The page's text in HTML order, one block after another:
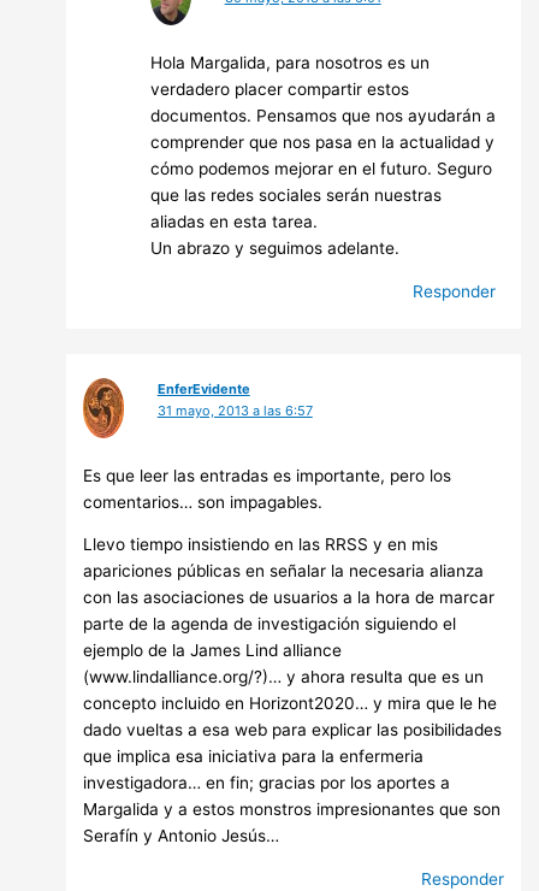
Hola Margalida, para nosotros es un
verdadero placer compartir estos
documentos. Pensamos que nos ayudarán a
comprender que nos pasa en la actualidad y
cómo podemos mejorar en el futuro. Seguro
que las redes sociales serán nuestras
aliadas en esta tarea.
Un abrazo y seguimos adelante.
Responder
EnferEvidente
31 mayo, 2013 a las 6:57
Es que leer las entradas es importante, pero los
comentarios… son impagables.
Llevo tiempo insistiendo en las RRSS y en mis
apariciones públicas en señalar la necesaria alianza
con las asociaciones de usuarios a la hora de marcar
parte de la agenda de investigación siguiendo el
ejemplo de la James Lind alliance
(www.lindalliance.org/?)… y ahora resulta que es un
concepto incluido en Horizont2020… y mira que le he
dado vueltas a esa web para explicar las posibilidades
que implica esa iniciativa para la enfermeria
investigadora… en fin; gracias por los aportes a
Margalida y a estos monstros impresionantes que son
Serafín y Antonio Jesús…
Responder